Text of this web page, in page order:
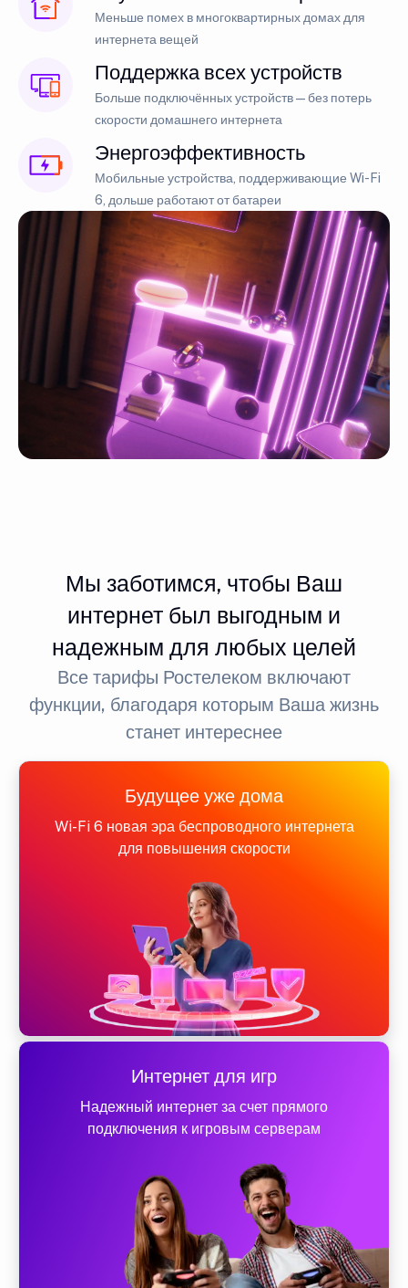
Меньше помех в многоквартирных домах для
интернета вещей
Поддержка всех устройств
Больше подключённых устройств — без потерь
скорости домашнего интернета
Энергоэффективность
Мобильные устройства, поддерживающие Wi-Fi
6, дольше работают от батареи
Мы заботимся, чтобы Ваш
интернет был выгодным и
надежным для любых целей
Все тарифы Ростелеком включают
функции, благодаря которым Ваша жизнь
станет интереснее
Будущее уже дома
Wi-Fi 6 новая эра беспроводного интернета
для повышения скорости
Интернет для игр
Надежный интернет за счет прямого
подключения к игровым серверам